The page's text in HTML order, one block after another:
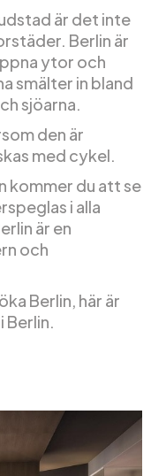
är det inte
Berlin är
ytor och
smälter in bland
sjöarna.
den är
med cykel.
kommer du att se
i alla
är en
och
Berlin, här är
Berlin.